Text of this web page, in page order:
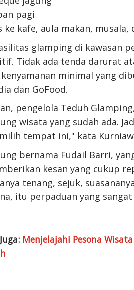
pagi
ke kafe, aula makan,
glamping di kawasan
Tidak ada tenda darurat
minimal yang
dan GoFood.
pengelola Teduh
wisata yang sudah ada.
tempat ini," kata
bernama Fudail Barri,
kesan yang cukup
tenang, sejuk,
itu perpaduan yang
Menjelajahi Pesona